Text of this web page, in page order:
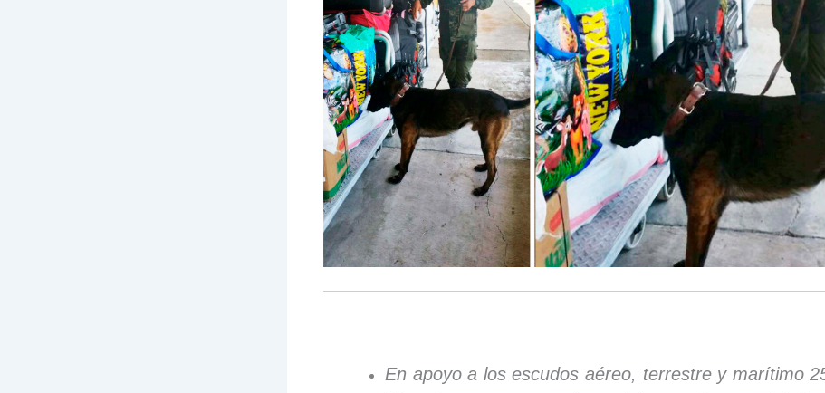
En apoyo a los escudos aéreo, terrestre y marítimo